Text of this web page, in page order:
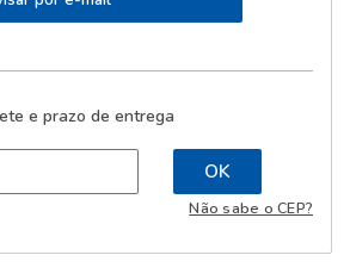
e prazo de entrega
Não sabe o CEP?